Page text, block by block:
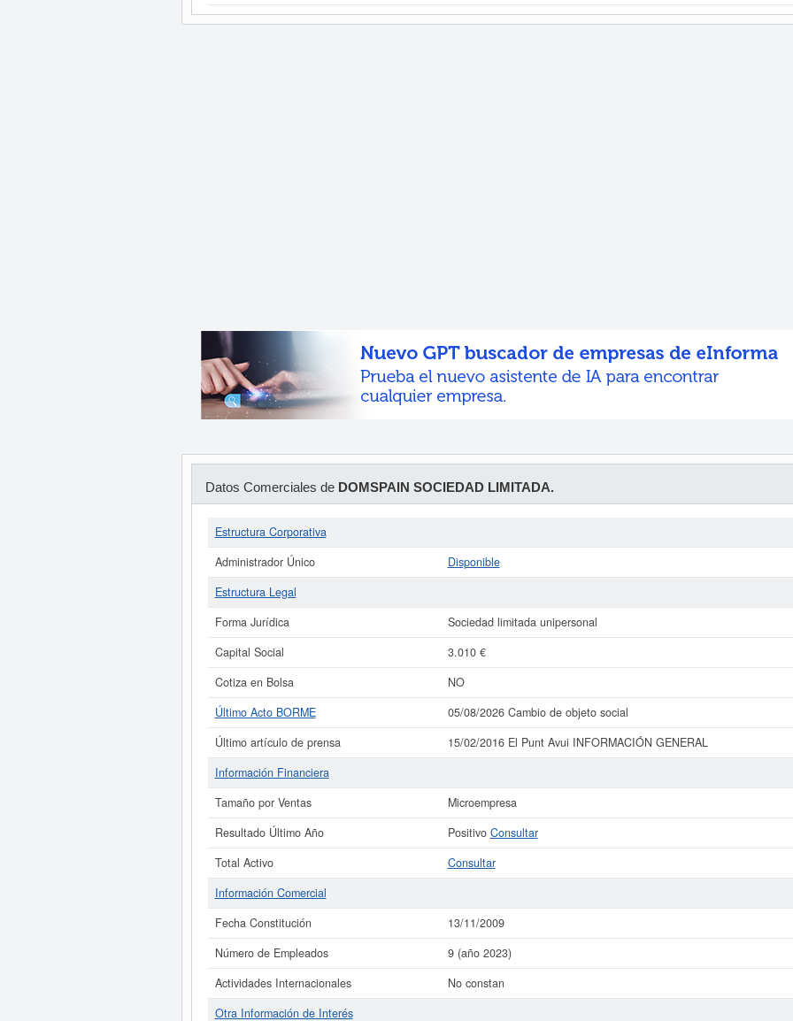
Datos Comerciales de DOMSPAIN SOCIEDAD LIMITADA.
Estructura Corporativa
Administrador Único
Disponible
Estructura Legal
Forma Jurídica
Sociedad limitada unipersonal
Capital Social
3.010 €
Cotiza en Bolsa
NO
Último Acto BORME
05/08/2026 Cambio de objeto social
Último artículo de prensa
15/02/2016 El Punt Avui INFORMACIÓN GENERAL
Información Financiera
Tamaño por Ventas
Microempresa
Resultado Último Año
Positivo Consultar
Total Activo
Consultar
Información Comercial
Fecha Constitución
13/11/2009
Número de Empleados
9 (año 2023)
Actividades Internacionales
No constan
Otra Información de Interés